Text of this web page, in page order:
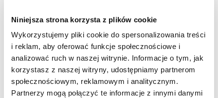
Niniejsza strona korzysta z plików cookie
Wykorzystujemy pliki cookie do spersonalizowania treści
i reklam, aby oferować funkcje społecznościowe i
analizować ruch w naszej witrynie. Informacje o tym, jak
korzystasz z naszej witryny, udostępniamy partnerom
społecznościowym, reklamowym i analitycznym.
Partnerzy mogą połączyć te informacje z innymi danymi